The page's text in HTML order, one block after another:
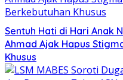
Sentuh Hati di Hari Anak
Ahmad Ajak Hapus
Khusus